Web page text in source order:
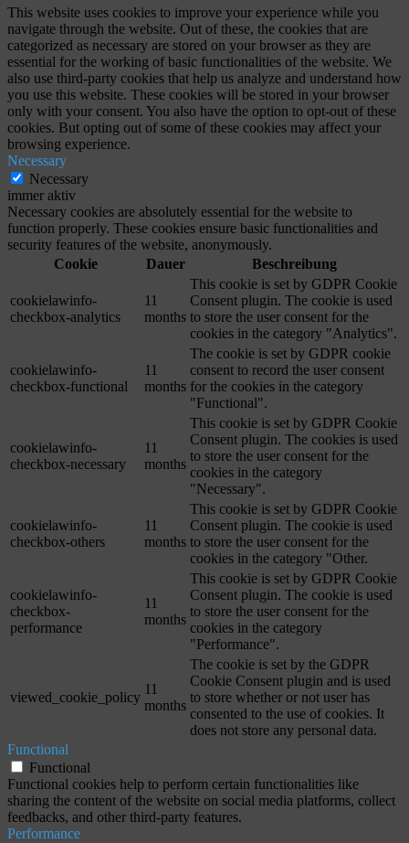
This website uses cookies to improve your experience while you
navigate through the website. Out of these, the cookies that are
categorized as necessary are stored on your browser as they are
essential for the working of basic functionalities of the website. We
also use third-party cookies that help us analyze and understand how
you use this website. These cookies will be stored in your browser
only with your consent. You also have the option to opt-out of these
cookies. But opting out of some of these cookies may affect your
browsing experience.
Necessary
Necessary
immer aktiv
Necessary cookies are absolutely essential for the website to
function properly. These cookies ensure basic functionalities and
security features of the website, anonymously.
Cookie
Dauer Beschreibung
cookielawinfo-
checkbox-analytics
11
months
This cookie is set by GDPR Cookie
Consent plugin. The cookie is used
to store the user consent for the
cookies in the category "Analytics".
cookielawinfo-
checkbox-functional
11
months
The cookie is set by GDPR cookie
consent to record the user consent
for the cookies in the category
"Functional".
cookielawinfo-
checkbox-necessary
11
months
This cookie is set by GDPR Cookie
Consent plugin. The cookies is used
to store the user consent for the
cookies in the category
"Necessary".
cookielawinfo-
checkbox-others
11
months
This cookie is set by GDPR Cookie
Consent plugin. The cookie is used
to store the user consent for the
cookies in the category "Other.
cookielawinfo-
checkbox-
performance
11
months
This cookie is set by GDPR Cookie
Consent plugin. The cookie is used
to store the user consent for the
cookies in the category
"Performance".
viewed_cookie_policy
11
months
The cookie is set by the GDPR
Cookie Consent plugin and is used
to store whether or not user has
consented to the use of cookies. It
does not store any personal data.
Functional
Functional
Functional cookies help to perform certain functionalities like
sharing the content of the website on social media platforms, collect
feedbacks, and other third-party features.
Performance